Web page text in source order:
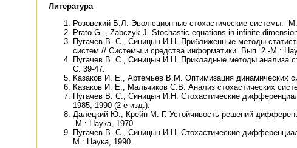
Литература
Розовский Б.Л. Эволюционные стохастические системы. -
Prato G. , Zabczyk J. Stochastic equations in infinite
Пугачев В. С., Синицын И.Н. Приближенные методы
систем // Системы и средства информатики. Вып. 2.-М.:
Пугачев В. С., Синицын И.Н. Прикладные методы анализа
С. 39-47.
Казаков И. Е., Артемьев В.М. Оптимизация динамических
Казаков И. Е., Мальчиков С.В. Анализ стохастических
Пугачев В. С., Синицын И.Н. Стохастические
1985, 1990 (2-е изд.).
Далецкий Ю., Крейн М. Г. Устойчивость решений
-М.: Наука, 1970.
Пугачев В. С., Синицын И.Н. Стохастические
М.: Наука, 1990.